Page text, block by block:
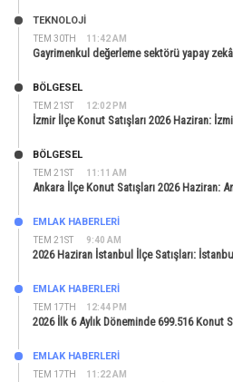
TEM 30TH 11:42 AM
TEKNOLOJİ
Gayrimenkul değerleme sektörü yapay
TEM 21ST 12:02 PM
BÖLGESEL
İzmir İlçe Konut Satışları 2026 Haziran:
TEM 21ST 11:11 AM
BÖLGESEL
Ankara İlçe Konut Satışları 2026 Haziran:
TEM 21ST 9:40 AM
EMLAK HABERLERI
2026 Haziran İstanbul İlçe Satışları:
TEM 17TH 12:44 PM
EMLAK HABERLERI
2026 İlk 6 Aylık Döneminde 699.516 Konut
TEM 17TH 11:22 AM
EMLAK HABERLERI